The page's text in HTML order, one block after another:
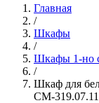
Главная
/
Шкафы
/
Шкафы 1-но
/
Шкаф для
СМ-